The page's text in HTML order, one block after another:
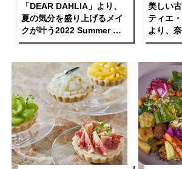
「DEAR DAHLIA」より、
夏の気分を盛り上げるメイ
クが叶う2022 Summer 新
作コレクション「ロマンチ
ン」が発売！
美しい
ティエ
より、
スピレ
ンスが